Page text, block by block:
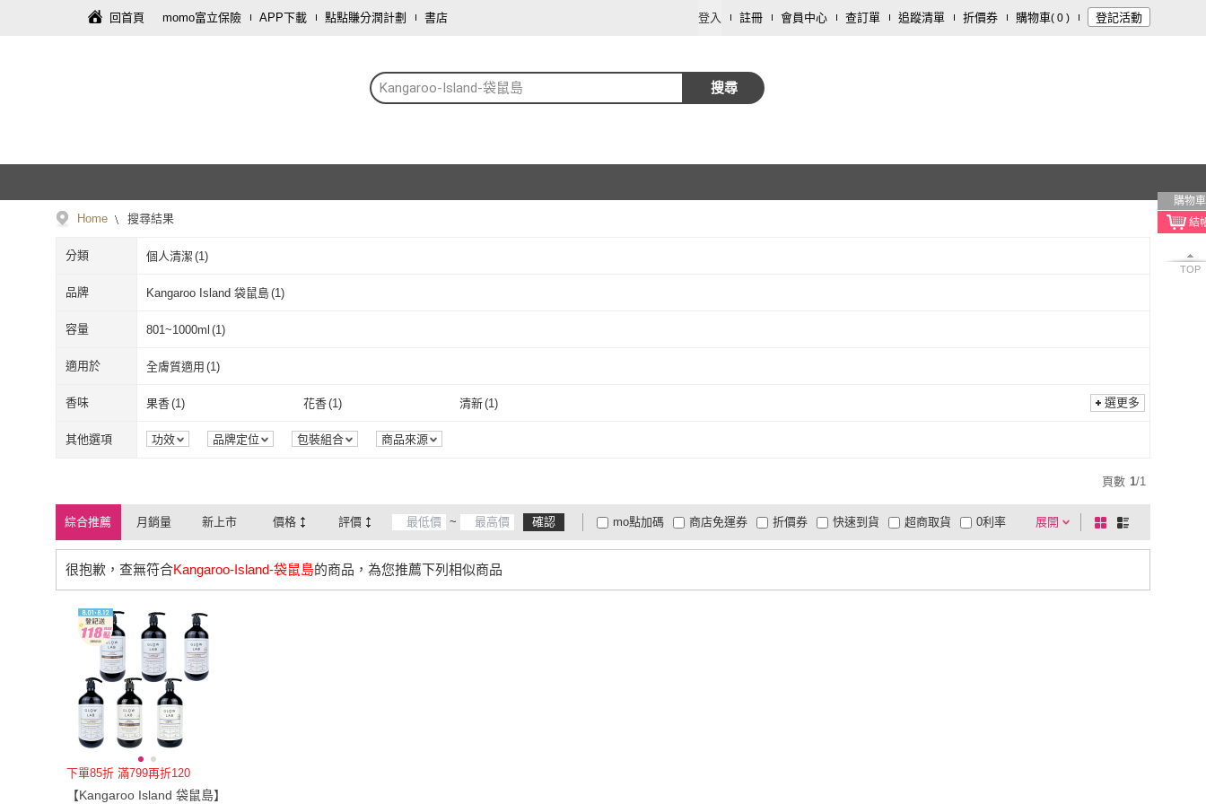
回首頁 momo富立保險 APP下載 點點賺分潤計劃 書店 登入 註冊 會員中心 查訂單 追蹤清單 折價券 購物車( 0 ) 登記活動
Kangaroo-Island-袋鼠島 搜尋
購物車
TOP
Home 搜尋結果
分類 個人清潔 (1)
品牌 Kangaroo Island 袋鼠島(1)
Kangaroo Island 袋鼠島
容量 801~1000ml (1)
801~1000ml
適用於 全膚質適用 (1)
全膚質適用
香味 果香(1) 花香(1) 清新(1)
果香 花香
選更多
其他選項 功效 品牌定位 包裝組合 商品來源
頁數 1/1
綜合推薦 月銷量 新上市 價格 評價 ~ 確認 展開
折價券
有影片
商品有量 電視購物
mo點加碼 快速到貨 超商取貨
大家電安心配
大家電快配
商店免運券 0利率
棋
盤
列
很抱歉，查無符合Kangaroo-Island-袋鼠島的商品，為您推薦下列相似商品
下單85折 滿799再折120
【Kangaroo Island 袋鼠島】